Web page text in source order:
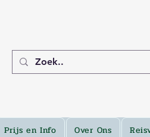
Prijs en Info Over Ons